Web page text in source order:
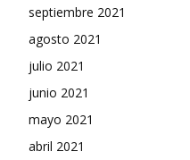
septiembre 2021
agosto 2021
julio 2021
junio 2021
mayo 2021
abril 2021